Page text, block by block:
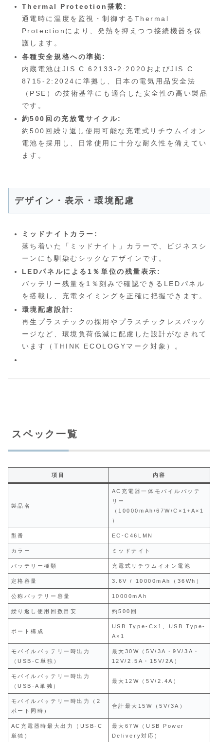
Thermal Protection搭載:
通電時に温度を監視・制御するThermal
Protectionにより、発熱を抑えつつ接続機器を保
護します。
各種安全規格への準拠:
内蔵電池はJIS C 62133-2:2020およびJIS C
8715-2:2024に準拠し、日本の電気用品安全法
（PSE）の技術基準にも適合した安全性の高い製品
です。
約500回の充放電サイクル:
約500回繰り返し使用可能な充電式リチウムイオン
電池を採用し、日常使用に十分な耐久性を備えてい
ます。
デザイン・表示・環境配慮
ミッドナイトカラー:
落ち着いた「ミッドナイト」カラーで、ビジネスシ
ーンにも馴染むシックなデザインです。
LEDパネルによる1％単位の残量表示:
バッテリー残量を1％刻みで確認できるLEDパネル
を搭載し、充電タイミングを正確に把握できます。
環境配慮設計:
再生プラスチックの採用やプラスチックレスパッケ
ージなど、環境負荷低減に配慮した設計がなされて
います（THINK ECOLOGYマーク対象）。
スペック一覧
項目 内容
製品名
AC充電器一体モバイルバッテ
リー
（10000mAh/67W/C×1+A×1
）
型番 EC-C46LMN
カラー ミッドナイト
バッテリー種類 充電式リチウムイオン電池
定格容量 3.6V / 10000mAh（36Wh）
公称バッテリー容量 10000mAh
繰り返し使用回数目安 約500回
ポート構成
USB Type-C×1、USB Type-
A×1
モバイルバッテリー時出力
（USB-C単独）
最大30W（5V/3A・9V/3A・
12V/2.5A・15V/2A）
モバイルバッテリー時出力
（USB-A単独）
最大12W（5V/2.4A）
モバイルバッテリー時出力（2
ポート同時）
合計最大15W（5V/3A）
AC充電器時最大出力（USB-C
単独）
最大67W（USB Power
Delivery対応）